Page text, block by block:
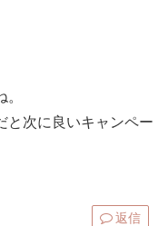
と次に良いキャンペー
返信